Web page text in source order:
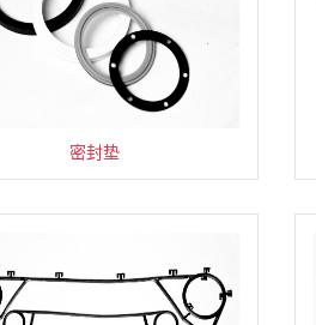
密封垫
ODF直缝埋弧焊管
核电用钢板
储存系列
耐辐照补光灯
减震型金属软管
铅玻璃窥视窗
钢木隔热防火门
落地式就地盘箱柜
LED 高顶灯
大吨位电梯
支座管夹
CAP1400主给水调节阀
防爆电动单梁起重机
双金属温度计
全自动超声波清洗烘干机
旋涡泵
敲击式锚栓